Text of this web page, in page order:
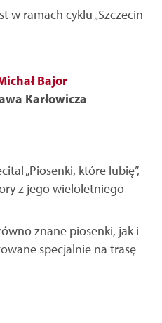
w ramach cyklu „Szczecin
Bajor
Karłowicza
„Piosenki, które lubię”,
z jego wieloletniego
znane piosenki, jak i
specjalnie na trasę